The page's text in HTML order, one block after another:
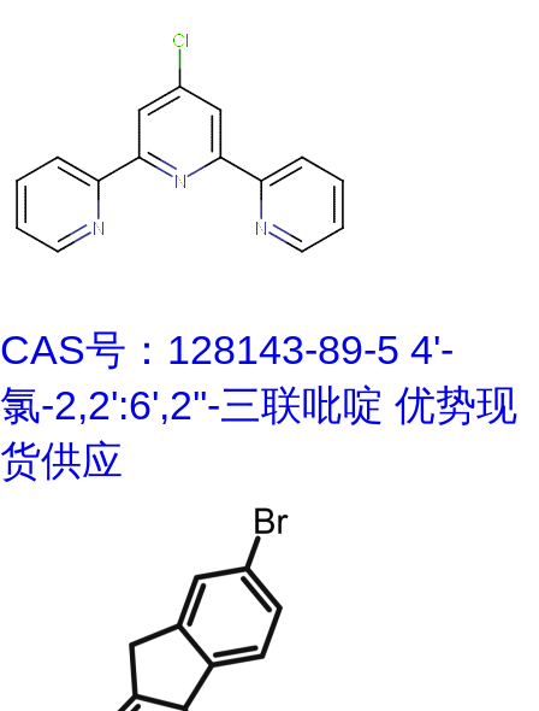
CAS号：128143-89-5 4'-
氯-2,2':6',2''-三联吡啶 优势现
货供应